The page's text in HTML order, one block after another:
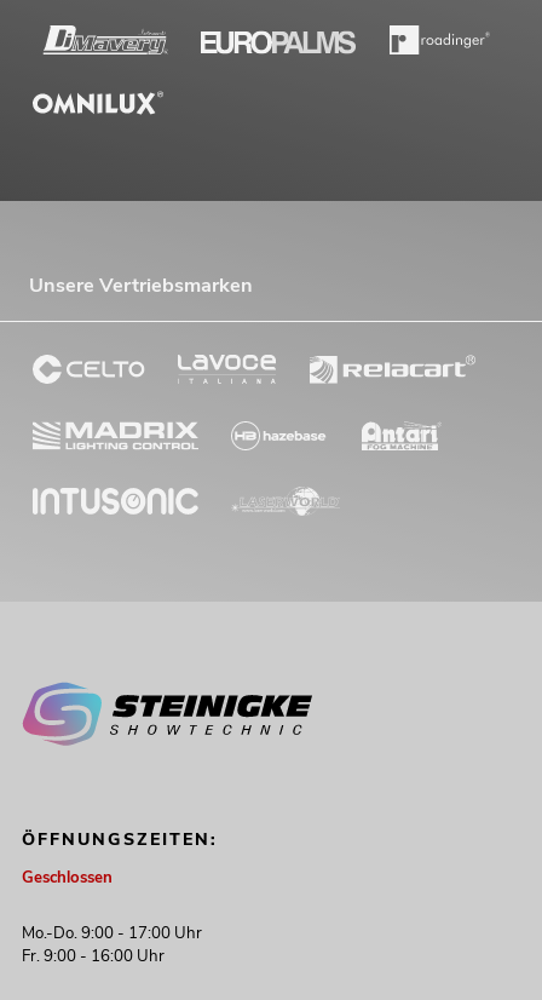
Unsere Vertriebsmarken
ÖFFNUNGSZEITEN:
Geschlossen
Mo.-Do. 9:00 - 17:00 Uhr
Fr. 9:00 - 16:00 Uhr